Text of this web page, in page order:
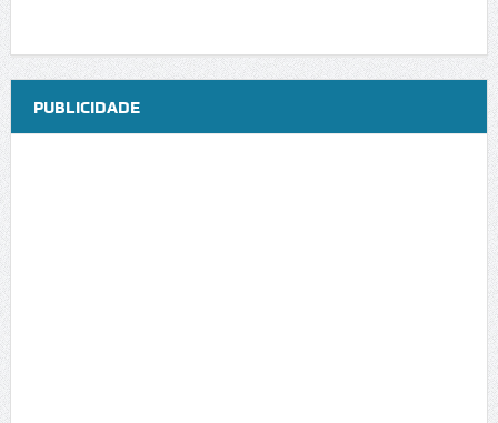
PUBLICIDADE